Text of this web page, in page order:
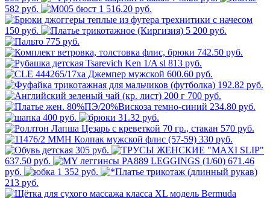
582 руб.
1 516.20 руб.
150 руб.
5 200 руб.
775 руб.
742.50 руб.
813 руб.
600.60 руб.
192.82 руб.
700 руб.
234.80 руб.
400 руб.
31.32 руб.
570 руб.
330 руб.
305 руб.
637.50 руб.
671.46
руб.
1 352 руб.
213 руб.